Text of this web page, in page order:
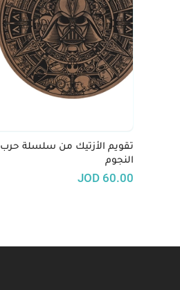
تقويم الأزتيك من سلسلة حرب
النجوم
60.00
JOD